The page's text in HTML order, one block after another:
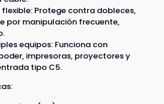
flexible: Protege contra dobleces,
por manipulación frecuente,
equipos: Funciona con
impresoras, proyectores y
tipo C5.